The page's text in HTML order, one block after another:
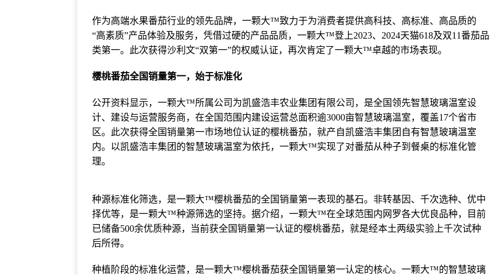
作为高端水果番茄行业的领先品牌，一颗大™致力于为消费者提供高科技、高标准、高品质的
“高素质”产品体验及服务，凭借过硬的产品品质，一颗大™登上2023、2024天猫618及双11番茄品
类第一。此次获得沙利文“双第一”的权威认证，再次肯定了一颗大™卓越的市场表现。
樱桃番茄全国销量第一，始于标准化
公开资料显示，一颗大™所属公司为凯盛浩丰农业集团有限公司，是全国领先智慧玻璃温室设
计、建设与运营服务商，在全国范围内建设运营总面积逾3000亩智慧玻璃温室，覆盖17个省市
区。此次获得全国销量第一市场地位认证的樱桃番茄，就产自凯盛浩丰集团自有智慧玻璃温室
内。以凯盛浩丰集团的智慧玻璃温室为依托，一颗大™实现了对番茄从种子到餐桌的标准化管
理。
种源标准化筛选，是一颗大™樱桃番茄的全国销量第一表现的基石。非转基因、千次选种、优中
择优等，是一颗大™种源筛选的坚持。据介绍，一颗大™在全球范围内网罗各大优良品种，目前
已储备500余优质种源，当前获全国销量第一认证的樱桃番茄，就是经本土两级实验上千次试种
后所得。
种植阶段的标准化运营，是一颗大™樱桃番茄获全国销量第一认定的核心。一颗大™的智慧玻璃